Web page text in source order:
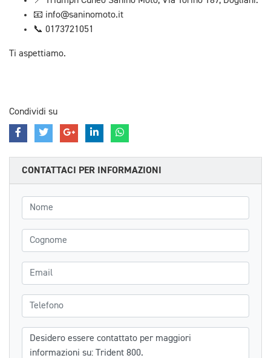
📧 info@saninomoto.it
📞 0173721051
Ti aspettiamo.
Condividi su
CONTATTACI PER INFORMAZIONI
Nome
Cognome
Email
Telefono
Messaggio